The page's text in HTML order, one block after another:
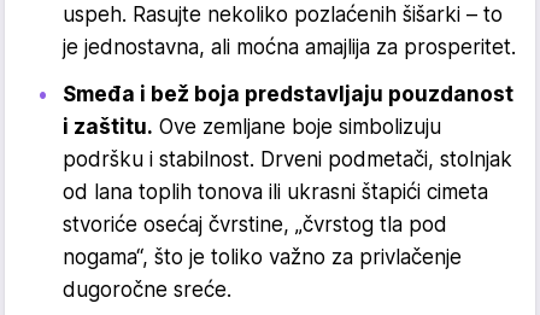
uspeh. Rasujte nekoliko pozlaćenih šišarki – to
je jednostavna, ali moćna amajlija za prosperitet.
Smeđa i bež boja predstavljaju pouzdanost
i zaštitu. Ove zemljane boje simbolizuju
podršku i stabilnost. Drveni podmetači, stolnjak
od lana toplih tonova ili ukrasni štapići cimeta
stvoriće osećaj čvrstine, „čvrstog tla pod
nogama“, što je toliko važno za privlačenje
dugoročne sreće.